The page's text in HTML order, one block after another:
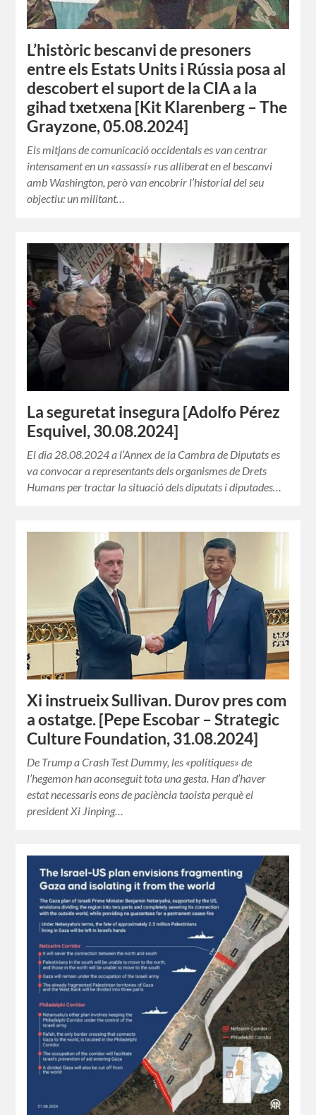
L’històric bescanvi de presoners
entre els Estats Units i Rússia posa al
descobert el suport de la CIA a la
gihad txetxena [Kit Klarenberg – The
Grayzone, 05.08.2024]
Els mitjans de comunicació occidentals es van centrar
intensament en un «assassí» rus alliberat en el bescanvi
amb Washington, però van encobrir l’historial del seu
objectiu: un militant…
La seguretat insegura [Adolfo Pérez
Esquivel, 30.08.2024]
El dia 28.08.2024 a l’Annex de la Cambra de Diputats es
va convocar a representants dels organismes de Drets
Humans per tractar la situació dels diputats i diputades…
Xi instrueix Sullivan. Durov pres com
a ostatge. [Pepe Escobar – Strategic
Culture Foundation, 31.08.2024]
De Trump a Crash Test Dummy, les «polítiques» de
l’hegemon han aconseguit tota una gesta. Han d’haver
estat necessaris eons de paciència taoista perquè el
president Xi Jinping…